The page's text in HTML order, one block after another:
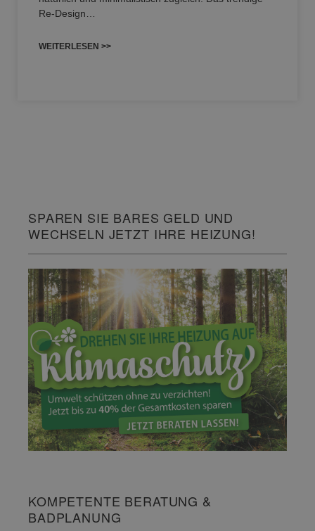
Re-Design…
WEITERLESEN >>
SPAREN SIE BARES GELD UND
WECHSELN JETZT IHRE HEIZUNG!
KOMPETENTE BERATUNG &
BADPLANUNG